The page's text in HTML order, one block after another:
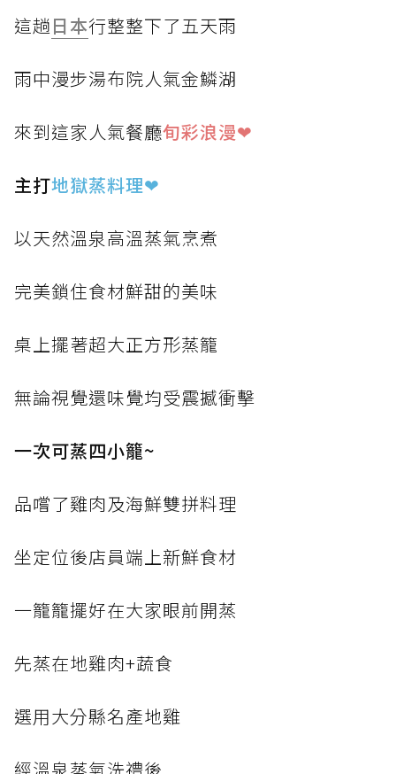
這趟日本行整整下了五天雨
雨中漫步湯布院人氣金鱗湖
來到這家人氣餐廳旬彩浪漫❤
主打地獄蒸料理❤
以天然溫泉高溫蒸氣烹煮
完美鎖住食材鮮甜的美味
桌上擺著超大正方形蒸籠
無論視覺還味覺均受震撼衝擊
一次可蒸四小籠~
品嚐了雞肉及海鮮雙拼料理
坐定位後店員端上新鮮食材
一籠籠擺好在大家眼前開蒸
先蒸在地雞肉+蔬食
選用大分縣名產地雞